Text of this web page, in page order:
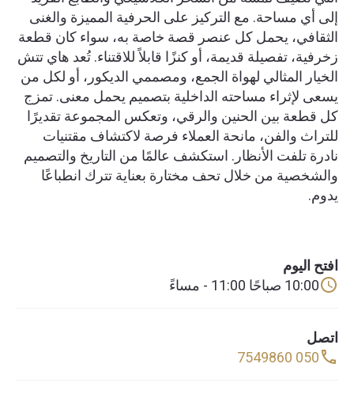
إلى أي مساحة. مع التركيز على الحرفية المميزة والغنى
الثقافي، يحمل كل عنصر قصة خاصة به، سواء كان قطعة
زخرفية، تفصيلة قديمة، أو كنزًا قابلاً للاقتناء. تُعد هاي تتش
الخيار المثالي لهواة الجمع، ومصممي الديكور، أو لكل من
يسعى لإثراء مساحته الداخلية بتصميم يحمل معنى. تمزج
كل قطعة بين الحنين والرقي، وتعكس المجموعة تقديرًا
للتراث والفن، مانحة العملاء فرصة لاكتشاف مقتنيات
نادرة تلفت الأنظار. استكشف عالمًا من التاريخ والتصميم
والشخصية من خلال تحف مختارة بعناية تترك انطباعًا
يدوم.
افتح اليوم
10:00 صباحًا 11:00 - مساءً
اتصل
050 7549860